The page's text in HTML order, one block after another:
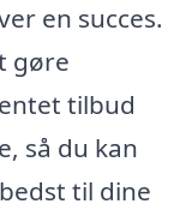
en succes.
gøre
tilbud
så du kan
til dine